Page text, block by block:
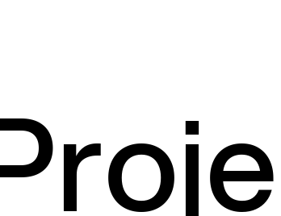
roje